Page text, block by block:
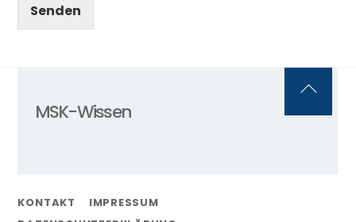
Senden
MSK-Wissen
KONTAKT
IMPRESSUM